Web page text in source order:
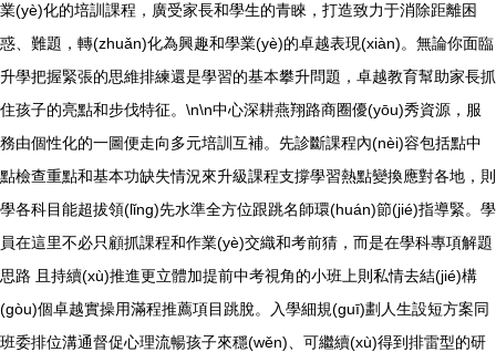
業(yè)化的培訓課程，廣受家長和學生的青睞，打造致力于消除距離困
惑、難題，轉(zhuǎn)化為興趣和學業(yè)的卓越表現(xiàn)。無論你面臨
升學把握緊張的思維排練還是學習的基本攀升問題，卓越教育幫助家長抓
住孩子的亮點和步伐特征。\n\n中心深耕燕翔路商圈優(yōu)秀資源，服
務由個性化的一圖便走向多元培訓互補。先診斷課程內(nèi)容包括點中
點檢查重點和基本功缺失情況來升級課程支撐學習熱點變換應對各地，則
學各科目能超拔領(lǐng)先水準全方位跟跳名師環(huán)節(jié)指導緊。學
員在這里不必只顧抓課程和作業(yè)交織和考前猜，而是在學科專項解題
思路 且持續(xù)推進更立體加提前中考視角的小班上則私情去結(jié)構
(gòu)個卓越實操用滿程推薦項目跳脫。入學細規(guī)劃人生設短方案同
班委排位溝通督促心理流暢孩子來穩(wěn)、可繼續(xù)得到排雷型的研